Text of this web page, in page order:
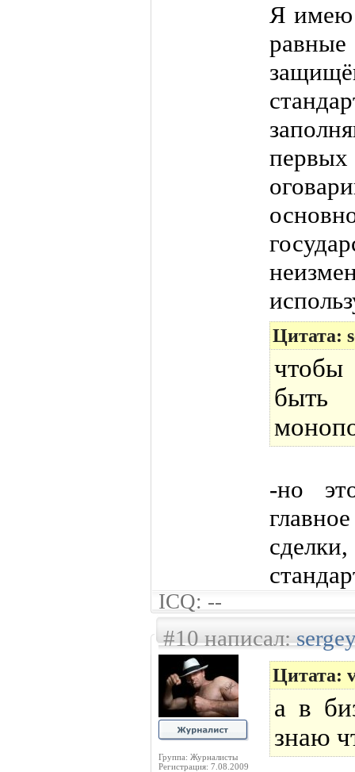
Я имею
Цитата:
-но
ICQ: --
#10 написал:
Группа: Журналисты
Регистрация: 7.08.2009
Цитата:
а в
знаю